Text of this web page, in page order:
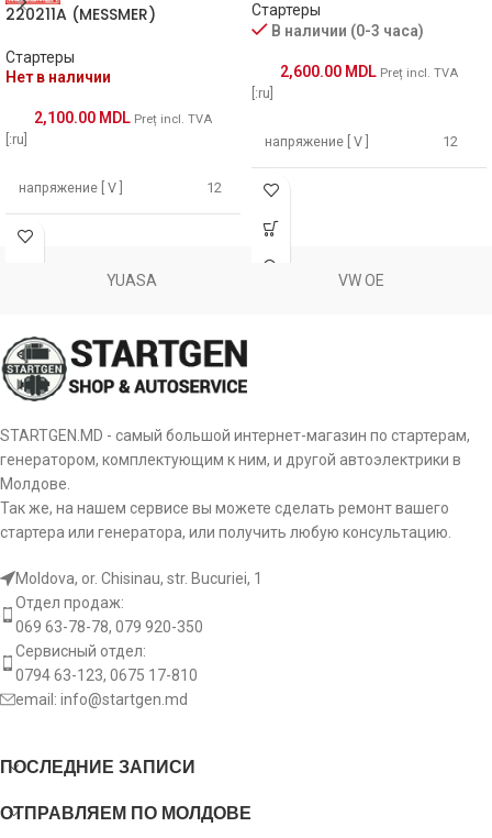
113136 DELCOСписок
8000174 DELCOСписок
DELCO
11467 EAI
8EA 738 167-001
36100-22805 HYUNDAI / KIA
HYUNDAI / KIA
36100-26800
22.1311
220211A (MESSMER)
Стартеры
Нет в наличии
2,100.00 MDL Preț incl. TVA
[:ru]
напряжение [ V ] 12
Мощность [ kW ]
Размер B [ mm ] 24
Количество зубьев
Число отверстий в
головке [ szt ]
Число резьбовых
Вращение пускателя
Стартеры
В наличии (0-3 часа)
2,600.00 MDL Preț incl. TVA
[:ru]
напряжение [ V ] 12
Мощность [ kW ]
головке [ szt ]
2
[:]
YUASA VW OE
STARTGEN.MD - самый большой интернет-магазин по стартерам,
генератором, комплектующим к ним, и другой автоэлектрики в
Молдове.
Так же, на нашем сервисе вы можете сделать ремонт вашего
стартера или генератора, или получить любую консультацию.
Moldova, or. Chisinau, str. Bucuriei, 1
Отдел продаж:
069 63-78-78, 079 920-350
Сервисный отдел:
0794 63-123, 0675 17-810
email: info@startgen.md
ПОСЛЕДНИЕ ЗАПИСИ
ОТПРАВЛЯЕМ ПО МОЛДОВЕ